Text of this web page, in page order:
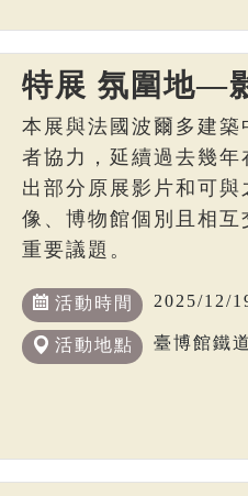
特展 氛圍地—
本展與法國波爾多建
者協力，延續過去幾
出部分原展影片和可
像、博物館個別且相
重要議題。
活動時間 2025/12/
活動地點 臺博館鐵